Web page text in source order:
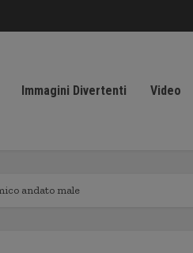
Immagini Divertenti Video
andato male